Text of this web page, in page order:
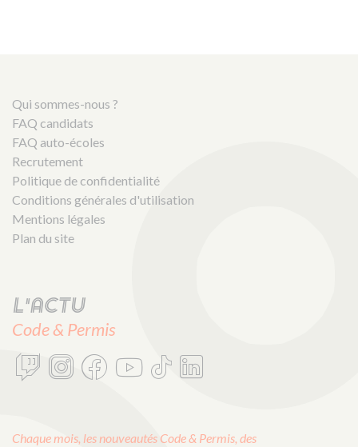
Qui sommes-nous ?
FAQ candidats
FAQ auto-écoles
Recrutement
Politique de confidentialité
Conditions générales d'utilisation
Mentions légales
Plan du site
L'actu
Code & Permis
Chaque mois, les nouveautés Code & Permis, des